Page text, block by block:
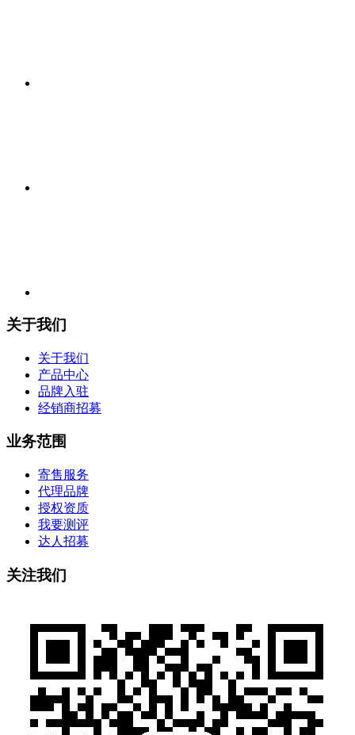
关于我们
关于我们
产品中心
品牌入驻
经销商招募
业务范围
寄售服务
代理品牌
授权资质
我要测评
达人招募
关注我们